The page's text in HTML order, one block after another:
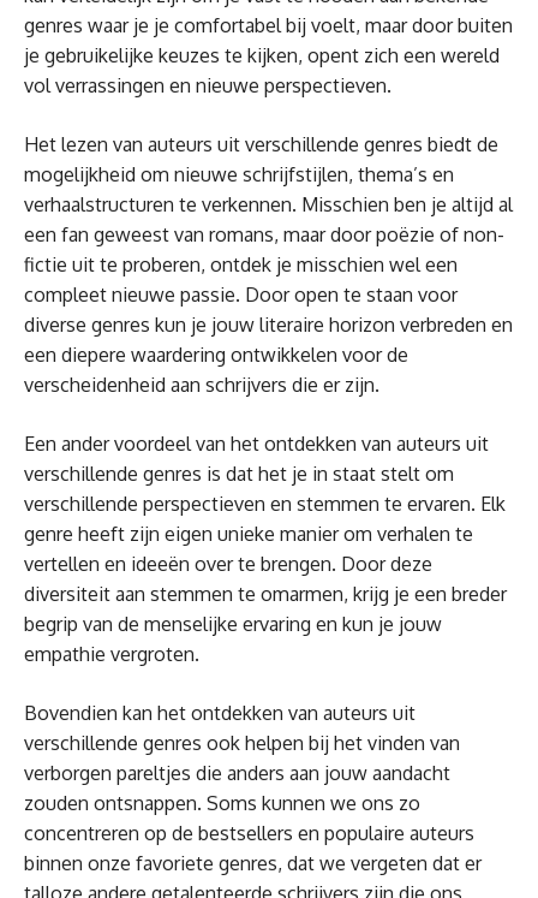
genres waar je je comfortabel bij voelt, maar door buiten
je gebruikelijke keuzes te kijken, opent zich een wereld
vol verrassingen en nieuwe perspectieven.
Het lezen van auteurs uit verschillende genres biedt de
mogelijkheid om nieuwe schrijfstijlen, thema’s en
verhaalstructuren te verkennen. Misschien ben je altijd al
een fan geweest van romans, maar door poëzie of non-
fictie uit te proberen, ontdek je misschien wel een
compleet nieuwe passie. Door open te staan voor
diverse genres kun je jouw literaire horizon verbreden en
een diepere waardering ontwikkelen voor de
verscheidenheid aan schrijvers die er zijn.
Een ander voordeel van het ontdekken van auteurs uit
verschillende genres is dat het je in staat stelt om
verschillende perspectieven en stemmen te ervaren. Elk
genre heeft zijn eigen unieke manier om verhalen te
vertellen en ideeën over te brengen. Door deze
diversiteit aan stemmen te omarmen, krijg je een breder
begrip van de menselijke ervaring en kun je jouw
empathie vergroten.
Bovendien kan het ontdekken van auteurs uit
verschillende genres ook helpen bij het vinden van
verborgen pareltjes die anders aan jouw aandacht
zouden ontsnappen. Soms kunnen we ons zo
concentreren op de bestsellers en populaire auteurs
binnen onze favoriete genres, dat we vergeten dat er